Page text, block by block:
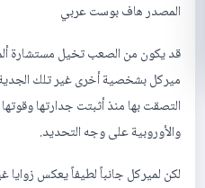
المصدر هاف بوست عربي
قد يكون من الصعب تخيل مستشارة
ميركل بشخصية أخرى غير تلك الجدية
التصقت بها منذ أثبتت جدارتها
والأوروبية على وجه التحديد.
لكن لميركل جانباً لطيفاً يعكس زوايا